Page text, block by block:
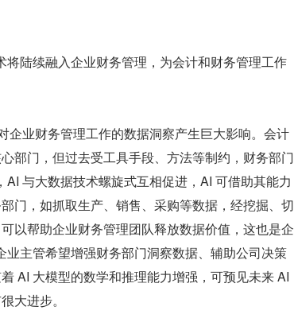
陆续融入企业财务管理，为会计和财务管理工作
企业财务管理工作的数据洞察产生巨大影响。会计
部门，但过去受工具手段、方法等制约，财务部门
与大数据技术螺旋式互相促进，AI 可借助其能力
门，如抓取生产、销售、采购等数据，经挖掘、切
以帮助企业财务管理团队释放数据价值，这也是企
主管希望增强财务部门洞察数据、辅助公司决策
AI 大模型的数学和推理能力增强，可预见未来 AI
大进步。